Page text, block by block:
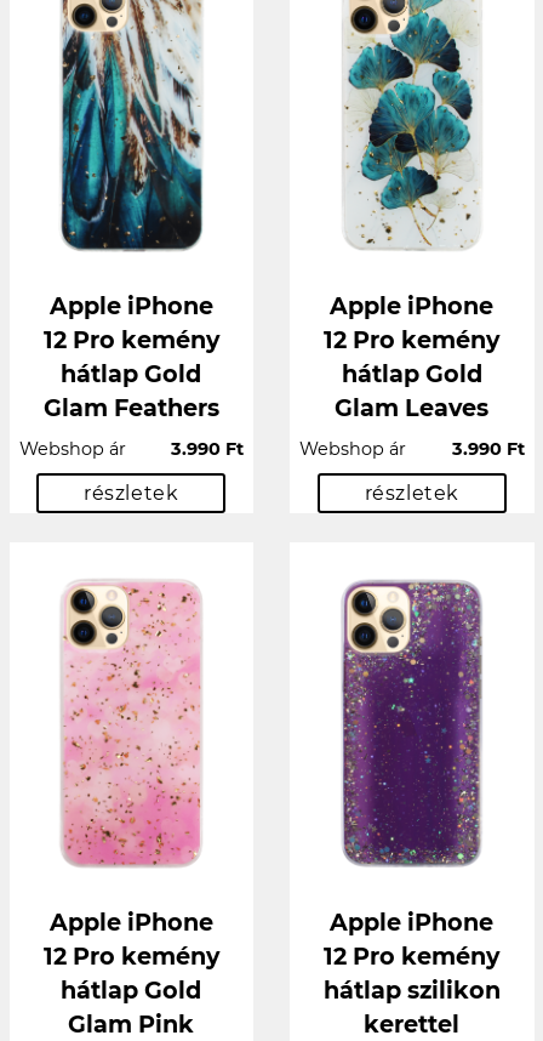
Apple iPhone
12 Pro kemény
hátlap Gold
Glam Feathers
Webshop ár 3.990 Ft
részletek
Apple iPhone
12 Pro kemény
hátlap Gold
Glam Leaves
Webshop ár 3.990 Ft
részletek
Apple iPhone
12 Pro kemény
hátlap Gold
Glam Pink
Apple iPhone
12 Pro kemény
hátlap szilikon
kerettel